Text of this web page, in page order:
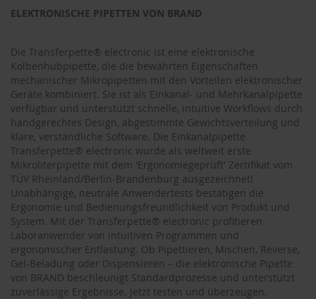
ELEKTRONISCHE PIPETTEN VON BRAND
Die Transferpette® electronic ist eine elektronische
Kolbenhubpipette, die die bewährten Eigenschaften
mechanischer Mikropipetten mit den Vorteilen elektronischer
Geräte kombiniert. Sie ist als Einkanal- und Mehrkanalpipette
verfügbar und unterstützt schnelle, intuitive Workflows durch
handgerechtes Design, abgestimmte Gewichtsverteilung und
klare, verständliche Software. Die Einkanalpipette
Transferpette® electronic wurde als weltweit erste
Mikroliterpipette mit dem 'Ergonomiegeprüft' Zertifikat vom
TÜV Rheinland/Berlin-Brandenburg ausgezeichnet!
Unabhängige, neutrale Anwendertests bestätigen die
Ergonomie und Bedienungsfreundlichkeit von Produkt und
System. Mit der Transferpette® electronic profitieren
Laboranwender von intuitiven Programmen und
ergonomischer Entlastung. Ob Pipettieren, Mischen, Reverse,
Gel‑Beladung oder Dispensieren – die elektronische Pipette
von BRAND beschleunigt Standardprozesse und unterstützt
zuverlässige Ergebnisse. Jetzt testen und überzeugen.